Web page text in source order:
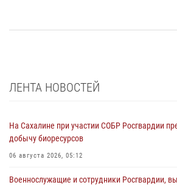
ЛЕНТА НОВОСТЕЙ
На Сахалине при участии СОБР Росгвардии
добычу биоресурсов
06 августа 2026, 05:12
Военнослужащие и сотрудники Росгвардии,